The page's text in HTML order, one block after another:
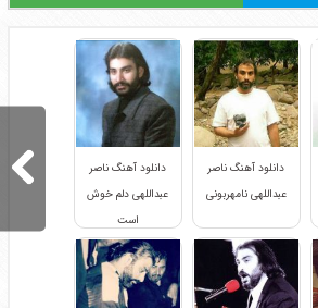
دانلود آهنگ ناصر
عبداللهی نامهربونی
دانلود آهنگ ناصر
عبداللهی دلم خوش
است